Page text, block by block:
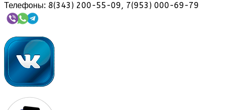
Телефоны: 8(343) 200-55-09, 7(953) 000-69-79